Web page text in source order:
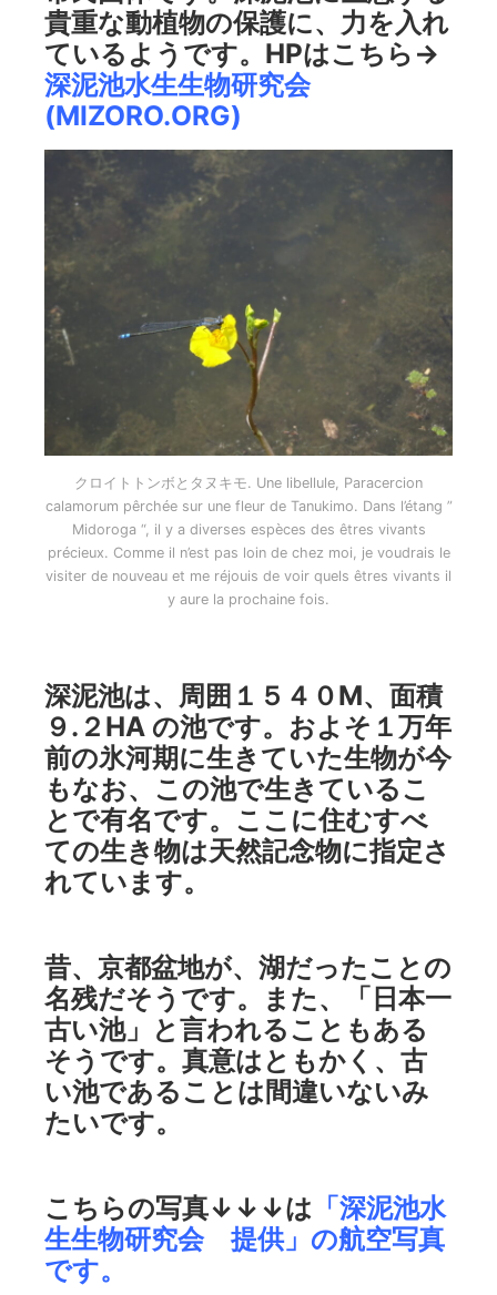
貴重な動植物の保護に、力を入れ
ているようです。HPはこちら→
深泥池水生生物研究会
(MIZORO.ORG)
クロイトトンボとタヌキモ. Une libellule, Paracercion
calamorum pêrchée sur une fleur de Tanukimo. Dans l’étang ”
Midoroga “, il y a diverses espèces des êtres vivants
précieux. Comme il n’est pas loin de chez moi, je voudrais le
visiter de nouveau et me réjouis de voir quels êtres vivants il
y aure la prochaine fois.
深泥池は、周囲１５４０M、面積
９.２HA の池です。およそ１万年
前の氷河期に生きていた生物が今
もなお、この池で生きているこ
とで有名です。ここに住むすべ
ての生き物は天然記念物に指定さ
れています。
昔、京都盆地が、湖だったことの
名残だそうです。また、「日本一
古い池」と言われることもある
そうです。真意はともかく、古
い池であることは間違いないみ
たいです。
こちらの写真↓↓↓は 「深泥池水
生生物研究会 提供」の航空写真
です。